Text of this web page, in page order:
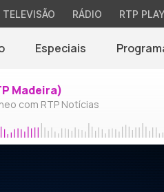
TELEVISÃO RÁDIO RTP PLAY
Especiais
Madeira)
com RTP Notícias